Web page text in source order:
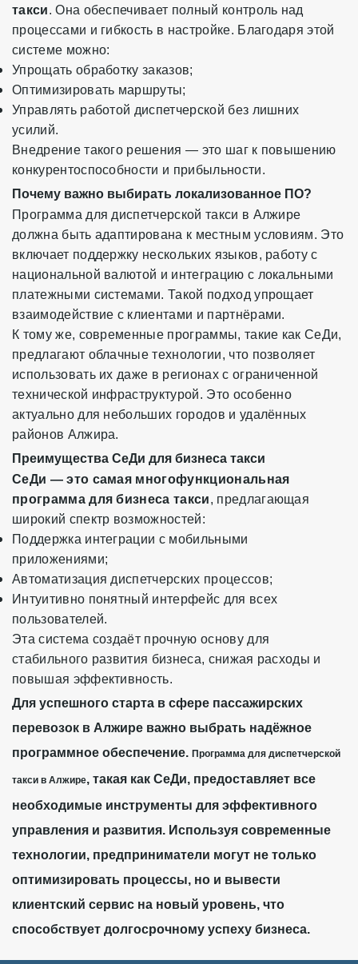
такси. Она обеспечивает полный контроль над
процессами и гибкость в настройке. Благодаря этой
системе можно:
Упрощать обработку заказов;
Оптимизировать маршруты;
Управлять работой диспетчерской без лишних
усилий.
Внедрение такого решения — это шаг к повышению
конкурентоспособности и прибыльности.
Почему важно выбирать локализованное ПО?
Программа для диспетчерской такси в Алжире
должна быть адаптирована к местным условиям. Это
включает поддержку нескольких языков, работу с
национальной валютой и интеграцию с локальными
платежными системами. Такой подход упрощает
взаимодействие с клиентами и партнёрами.
К тому же, современные программы, такие как СеДи,
предлагают облачные технологии, что позволяет
использовать их даже в регионах с ограниченной
технической инфраструктурой. Это особенно
актуально для небольших городов и удалённых
районов Алжира.
Преимущества СеДи для бизнеса такси
СеДи — это самая многофункциональная
программа для бизнеса такси, предлагающая
широкий спектр возможностей:
Поддержка интеграции с мобильными
приложениями;
Автоматизация диспетчерских процессов;
Интуитивно понятный интерфейс для всех
пользователей.
Эта система создаёт прочную основу для
стабильного развития бизнеса, снижая расходы и
повышая эффективность.
Для успешного старта в сфере пассажирских
перевозок в Алжире важно выбрать надёжное
программное обеспечение. Программа для диспетчерской
такси в Алжире, такая как СеДи, предоставляет все
необходимые инструменты для эффективного
управления и развития. Используя современные
технологии, предприниматели могут не только
оптимизировать процессы, но и вывести
клиентский сервис на новый уровень, что
способствует долгосрочному успеху бизнеса.